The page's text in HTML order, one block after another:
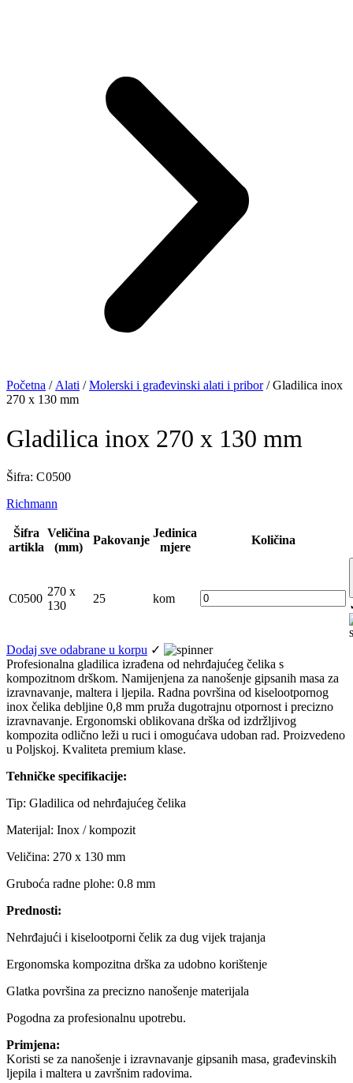
Početna / Alati /Molerski i građevinski alati i pribor/ Gladilica inox
270 x 130 mm
Gladilica inox 270 x 130 mm
Šifra: C 0500
Richmann
Šifra
artikla
Veličina
(mm)
Pakovanje
Jedinica
mjere
Količina
C0500
270 x
130
25 kom
Dodaj sve odabrane u korpu ✓
Profesionalna gladilica izrađena od nehrđajućeg čelika s
kompozitnom drškom. Namijenjena za nanošenje gipsanih masa za
izravnavanje, maltera i ljepila. Radna površina od kiselootpornog
inox čelika debljine 0,8 mm pruža dugotrajnu otpornost i precizno
izravnavanje. Ergonomski oblikovana drška od izdržljivog
kompozita odlično leži u ruci i omogućava udoban rad. Proizvedeno
u Poljskoj. Kvaliteta premium klase.
Tehničke specifikacije:
Tip: Gladilica od nehrđajućeg čelika
Materijal: Inox / kompozit
Veličina: 270 x 130 mm
Gruboća radne plohe: 0.8 mm
Prednosti:
Nehrđajući i kiselootporni čelik za dug vijek trajanja
Ergonomska kompozitna drška za udobno korištenje
Glatka površina za precizno nanošenje materijala
Pogodna za profesionalnu upotrebu.
Primjena:
Koristi se za nanošenje i izravnavanje gipsanih masa, građevinskih
ljepila i maltera u završnim radovima.